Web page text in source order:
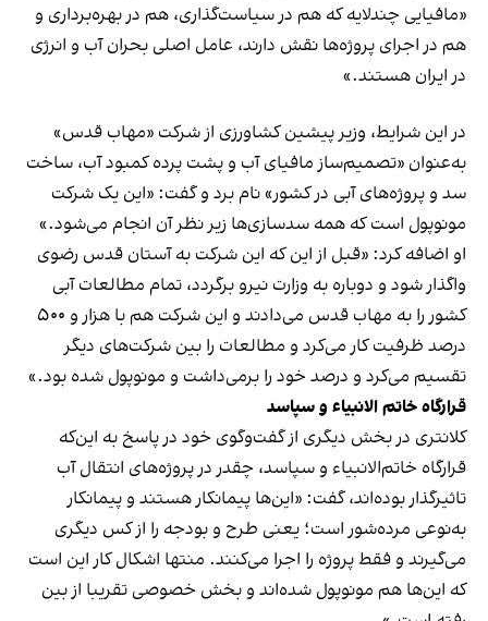
«مافیایی چندلایه که هم در سیاست‌گذاری، هم در بهره‌برداری و
هم در اجرای پروژه‌ها نقش دارند، عامل اصلی بحران آب و انرژی
در ایران هستند.»
در این شرایط، وزیر پیشین کشاورزی از شرکت «مهاب قدس»
به‌عنوان «تصمیم‌ساز مافیای آب و پشت پرده کمبود آب، ساخت
سد و پروژ‌ه‌های آبی در کشور» نام برد و گفت: «این یک شرکت
مونوپول است که همه سدسازی‌ها زیر نظر آن انجام می‌شود.»
او اضافه کرد: «قبل از این که این شرکت به آستان قدس رضوی
واگذار شود و دوباره به وزارت نیرو برگردد، تمام مطالعات آبی
کشور را به مهاب قدس می‌دادند و این شرکت هم با هزار و ۵۰۰
درصد ظرفیت کار می‌کرد و مطالعات را بین شرکت‌های دیگر
تقسیم می‌کرد و درصد خود را برمی‌داشت و مونوپول شده بود.»
قرارگاه خاتم الانبیاء و سپاسد
کلانتری در بخش دیگری از گفت‌وگوی خود در پاسخ به این‌که
قرارگاه خاتم‌الانبیاء و سپاسد، چقدر در پروژه‌های انتقال آب
تاثیرگذار بوده‌اند، گفت: «این‌ها پیمانکار هستند و پیمانکار
به‌نوعی مرده‌شور است؛ یعنی طرح و بودجه را از کس دیگری
می‌گیرند و فقط پروژه را اجرا می‌کنند. منتها اشکال کار این است
که این‌ها هم مونوپول شده‌اند و بخش خصوصی تقریبا از بین